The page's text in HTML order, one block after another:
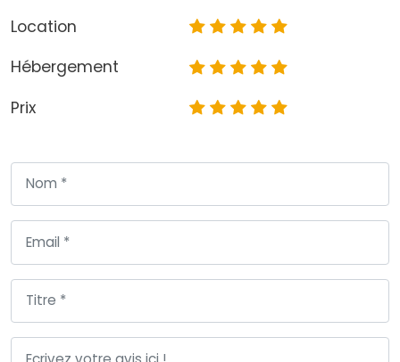
Location
Hébergement
Prix